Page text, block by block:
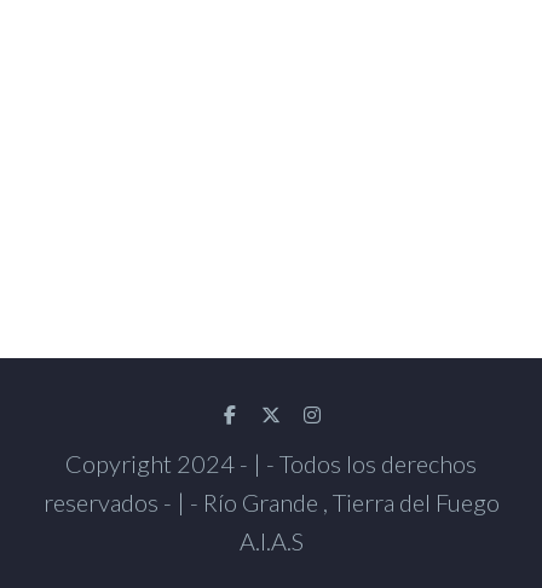
Copyright 2024 - | - Todos los derechos
reservados - | - Río Grande , Tierra del Fuego
A.I.A.S